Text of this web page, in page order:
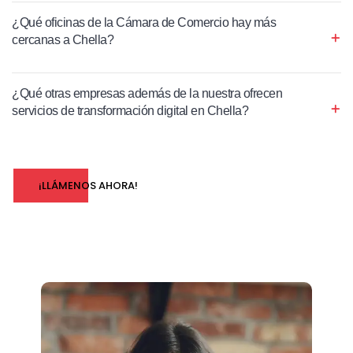
¿Qué oficinas de la Cámara de Comercio hay más
cercanas a Chella?
¿Qué otras empresas además de la nuestra ofrecen
servicios de transformación digital en Chella?
¡LLÁMENOS AHORA!